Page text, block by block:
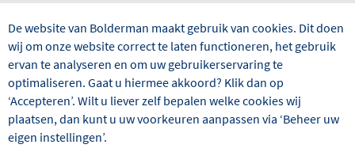
De prachtige hoofdstad van Catalonië heeft u zoveel te
bieden. Absoluut hoogtepunten zijn natuurlijk zijn de
werken van architect en kunstenaar Gaudí: La Sagrada
Familia, Parc Güell en de stadsvilla’s Casa Mila en Casa
Batlo. Maar Barcelona biedt met de Ramblas, de Gotische
Wijk en stadsberg Montjuïc met Poble Espanyol nog veel
De website van Bolderman maakt gebruik van cookies. Dit doen
wij om onze website correct te laten functioneren, het gebruik
ervan te analyseren en om uw gebruikerservaring te
optimaliseren. Gaat u hiermee akkoord? Klik dan op
‘Accepteren’. Wilt u liever zelf bepalen welke cookies wij
plaatsen, dan kunt u uw voorkeuren aanpassen via ‘Beheer uw
eigen instellingen’.